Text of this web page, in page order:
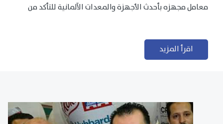
معامل مجهزه بأحدث الأجهزة والمعدات الآلمانية للتأكد من
اقرأ المزيد